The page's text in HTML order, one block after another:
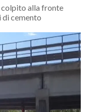
colpito alla fronte
di cemento